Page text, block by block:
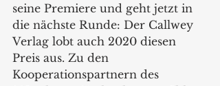
seine Premiere und geht jetzt in
die nächste Runde: Der Callwey
Verlag lobt auch 2020 diesen
Preis aus. Zu den
Kooperationspartnern des